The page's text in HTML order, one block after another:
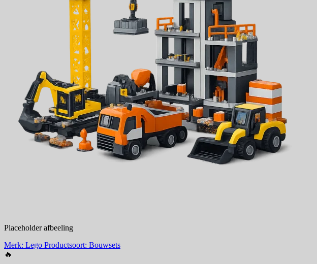
Placeholder afbeeling
Merk: Lego Productsoort: Bouwsets
🔥